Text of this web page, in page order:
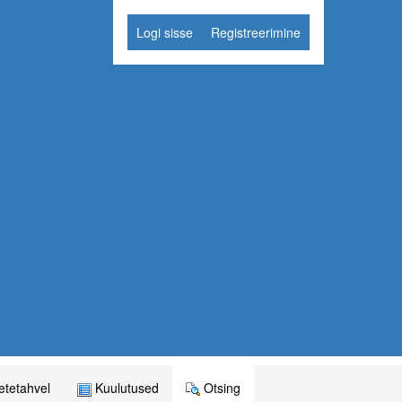
Logi sisse Registreerimine
Kuulutused Otsing